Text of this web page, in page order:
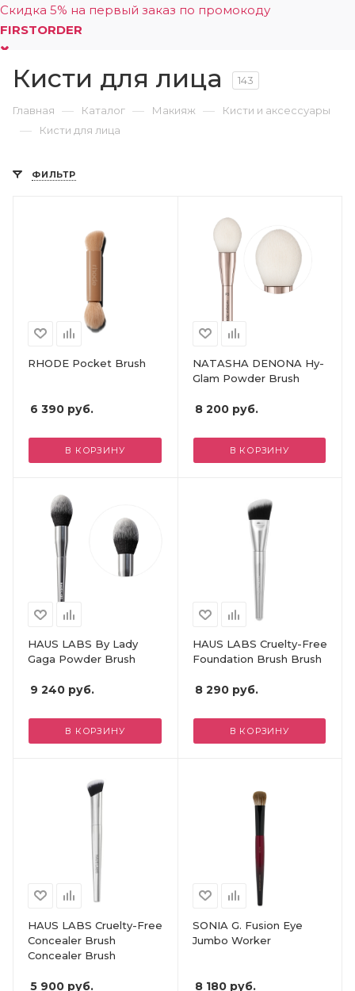
Скидка 5% на первый заказ по промокоду
FIRSTORDER
Кисти для лица 143
Главная — Каталог — Макияж — Кисти и аксессуары
— Кисти для лица
ФИЛЬТР
RHODE Pocket Brush
6 390 руб.
В КОРЗИНУ
NATASHA DENONA Hy-
Glam Powder Brush
8 200руб.
В КОРЗИНУ
HAUS LABS By Lady
Gaga Powder Brush
9 240 руб.
В КОРЗИНУ
HAUS LABS Cruelty-Free
Foundation Brush Brush
8 290руб.
В КОРЗИНУ
HAUS LABS Cruelty-Free
Concealer Brush
Concealer Brush
5 900 руб.
SONIA G. Fusion Eye
Jumbo Worker
8 180руб.